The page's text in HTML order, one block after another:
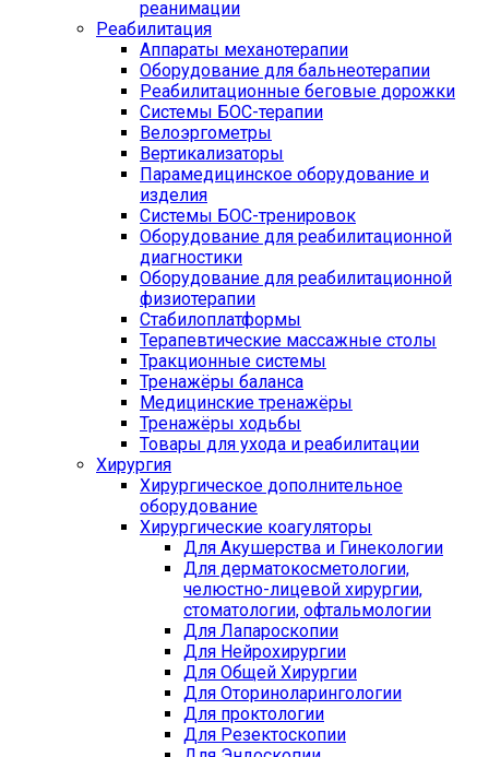
реанимации
Реабилитация
Аппараты механотерапии
Оборудование для бальнеотерапии
Реабилитационные беговые дорожки
Системы БОС-терапии
Велоэргометры
Вертикализаторы
Парамедицинское оборудование и
изделия
Системы БОС-тренировок
Оборудование для реабилитационной
диагностики
Оборудование для реабилитационной
физиотерапии
Стабилоплатформы
Терапевтические массажные столы
Тракционные системы
Тренажёры баланса
Медицинские тренажёры
Тренажёры ходьбы
Товары для ухода и реабилитации
Хирургия
Хирургическое дополнительное
оборудование
Хирургические коагуляторы
Для Акушерства и Гинекологии
Для дерматокосметологии,
челюстно-лицевой хирургии,
стоматологии, офтальмологии
Для Лапароскопии
Для Нейрохирургии
Для Общей Хирургии
Для Оториноларингологии
Для проктологии
Для Резектоскопии